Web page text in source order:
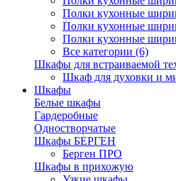
Полки кухонные
Полки кухонные
Полки кухонные
Все категории (6)
Шкафы для встраиваемой
Шкаф для духовки и
Шкафы
Белые шкафы
Гардеробные
Одностворчатые
Шкафы БЕРГЕН
Берген ПРО
Шкафы в прихожую